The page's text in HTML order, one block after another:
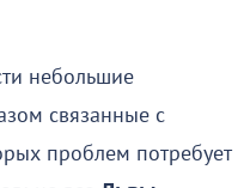
небольшие
связанные с
проблем потребует